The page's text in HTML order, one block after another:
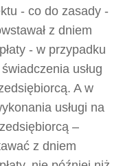
- co do zasady -
z dniem
- w przypadku
usług
A w
usługi na
–
z dniem